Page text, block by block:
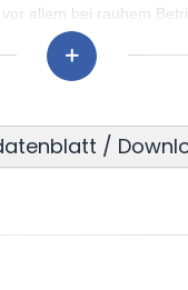
allem bei rauhem
z.B.
Förderanlagen,
Förderanlagen,
/